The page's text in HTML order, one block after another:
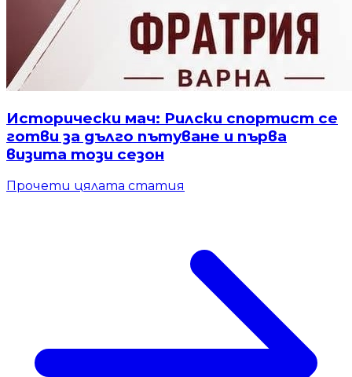
Исторически мач: Рилски спортист се
готви за дълго пътуване и първа
визита този сезон
Прочети цялата статия